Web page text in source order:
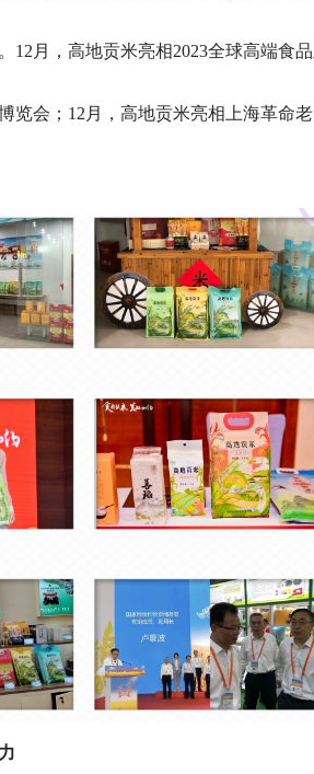
12月，高地贡米亮相2023全球高端食
览会；12月，高地贡米亮相上海革命